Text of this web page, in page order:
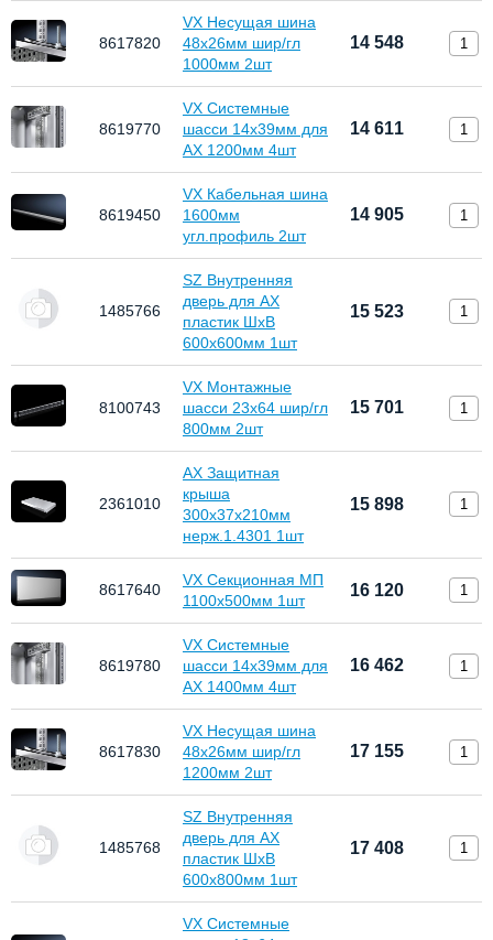
8617820
VX Несущая шина
48х26мм шир/гл
1000мм 2шт
14 548
8619770
VX Системные
шасси 14х39мм для
AX 1200мм 4шт
14 611
8619450
VX Кабельная шина
1600мм
угл.профиль 2шт
14 905
1485766
SZ Внутренняя
дверь для АХ
пластик ШхВ
600х600мм 1шт
15 523
8100743
VX Монтажные
шасси 23х64 шир/гл
800мм 2шт
15 701
2361010
AX Защитная
крыша
300х37х210мм
нерж.1.4301 1шт
15 898
8617640
VX Секционная МП
1100x500мм 1шт
16 120
8619780
VX Системные
шасси 14х39мм для
AX 1400мм 4шт
16 462
8617830
VX Несущая шина
48х26мм шир/гл
1200мм 2шт
17 155
1485768
SZ Внутренняя
дверь для АХ
пластик ШхВ
600х800мм 1шт
17 408
VX Системные